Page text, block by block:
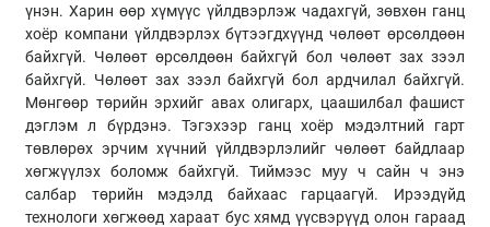
үнэн. Харин өөр хүмүүс үйлдвэрлэж чадахгүй, зөвхөн ганц
хоёр компани үйлдвэрлэх бүтээгдхүүнд чөлөөт өрсөлдөөн
байхгүй. Чөлөөт өрсөлдөөн байхгүй бол чөлөөт зах зээл
байхгүй. Чөлөөт зах зээл байхгүй бол ардчилал байхгүй.
Мөнгөөр төрийн эрхийг авах олигарх, цаашилбал фашист
дэглэм л бүрдэнэ. Тэгэхээр ганц хоёр мэдэлтний гарт
төвлөрөх эрчим хүчний үйлдвэрлэлийг чөлөөт байдлаар
хөгжүүлэх боломж байхгүй. Тиймээс муу ч сайн ч энэ
салбар төрийн мэдэлд байхаас гарцаагүй. Ирээдүйд
технологи хөгжөөд хараат бус хямд үүсвэрүүд олон гараад